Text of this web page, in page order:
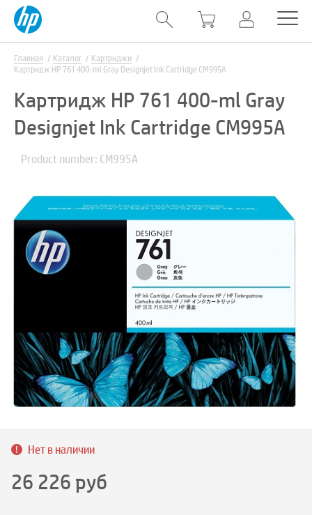
Главная Каталог
Картриджи
Картридж HP 761 400-ml Gray Designjet Ink Cartridge CM995A
Картридж HP 761 400-ml Gray
Designjet Ink Cartridge CM995A
Product number: CM995A
Нет в наличии
26 226 руб